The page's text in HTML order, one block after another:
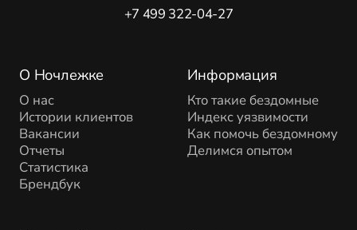
О Ночлежке
О нас
Истории клиентов
Вакансии
Отчеты
Статистика
Брендбук
Информация
Кто такие бездомные
Индекс уязвимости
Как помочь бездомному
Делимся опытом
+7 499 322-04-27